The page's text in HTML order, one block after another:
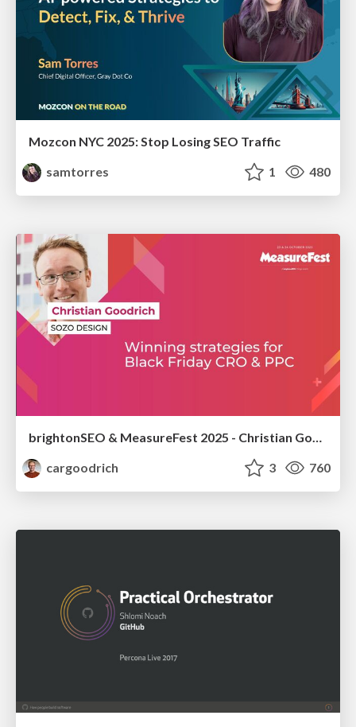
Mozcon NYC 2025: Stop Losing SEO Traffic
samtorres
1 480
brightonSEO & MeasureFest 2025 - Christian Goodrich - Winning strategies for Black Friday CRO & PPC
cargoodrich
3 760